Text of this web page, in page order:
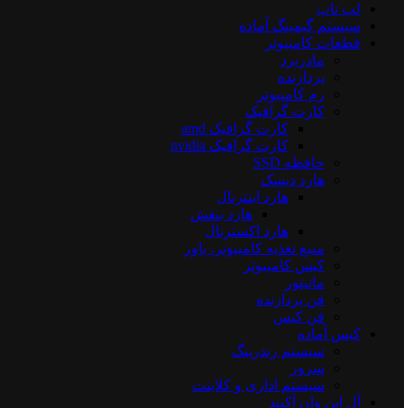
لپ تاپ
سیستم گیمینگ آماده
قطعات کامپیوتر
مادربرد
پردازنده
رم کامپیوتر
کارت گرافیک
کارت گرافیک amd
کارت گرافیک nvidia
حافظه SSD
هارد دیسک
هارد اینترنال
هارد بنفش
هارد اکسترنال
منبع تغذیه کامپیوتر، پاور
کیس کامپیوتر
مانیتور
فن پردازنده
فن کیس
کیس آماده
سیستم رندرینگ
سرور
سیستم‌ اداری و کلاینت
آل این وان آکبند